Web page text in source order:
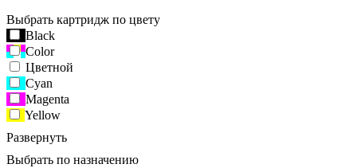
Выбрать картридж по цвету
Black
Color
Цветной
Cyan
Magenta
Yellow
Развернуть
Выбрать по назначению